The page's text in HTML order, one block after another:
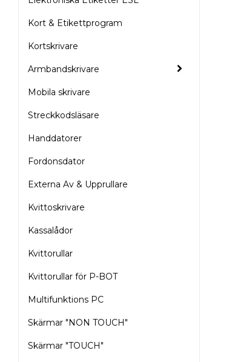
Kort & Etikettprogram
Kortskrivare
Armbandskrivare
Mobila skrivare
Streckkodsläsare
Handdatorer
Fordonsdator
Externa Av & Upprullare
Kvittoskrivare
Kassalådor
Kvittorullar
Kvittorullar för P-BOT
Multifunktions PC
Skärmar "NON TOUCH"
Skärmar "TOUCH"